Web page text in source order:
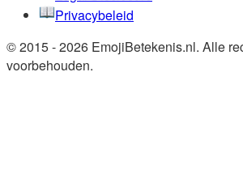
Privacybeleid
© 2015 - 2026 EmojiBetekenis.nl. Alle
voorbehouden.